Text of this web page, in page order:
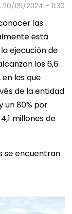
20/05/2024 - 11:30
las
está
ejecución de
los 6,6
los que
de la entidad
un 80% por
millones de
se encuentran